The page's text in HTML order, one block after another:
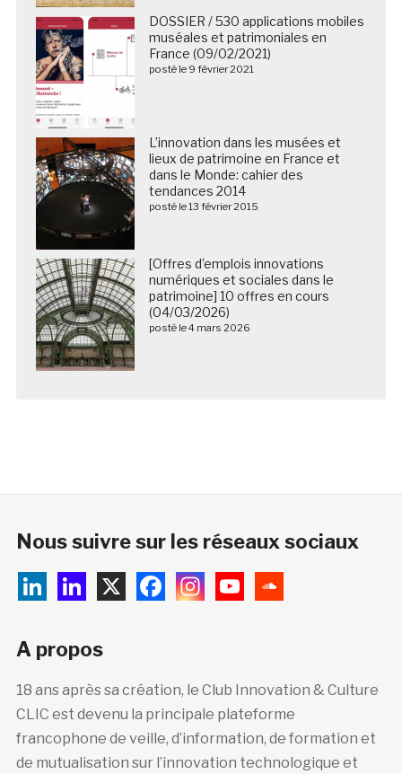
DOSSIER / 530 applications mobiles
muséales et patrimoniales en
France (09/02/2021)
posté le 9 février 2021
L’innovation dans les musées et
lieux de patrimoine en France et
dans le Monde: cahier des
tendances 2014
posté le 13 février 2015
[Offres d’emplois innovations
numériques et sociales dans le
patrimoine] 10 offres en cours
(04/03/2026)
posté le 4 mars 2026
Nous suivre sur les réseaux sociaux
A propos
18 ans après sa création, le Club Innovation & Culture
CLIC est devenu la principale plateforme
francophone de veille, d’information, de formation et
de mutualisation sur l’innovation technologique et